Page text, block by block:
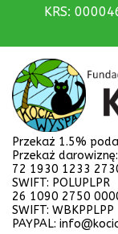
KRS:
Przekaż 1.5%
Przekaż darowiznę:
72 1930 1233
SWIFT: POLUPLPR
26 1090 2750
SWIFT: WBKPPLPP
PAYPAL: